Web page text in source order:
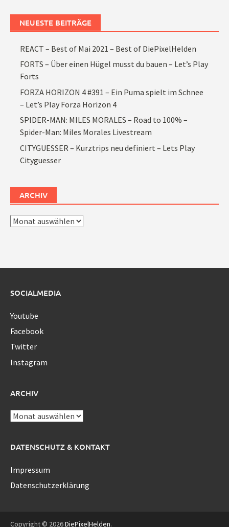
NEUESTE BEITRÄGE
REACT – Best of Mai 2021 – Best of DiePixelHelden
FORTS – Über einen Hügel musst du bauen – Let’s Play
Forts
FORZA HORIZON 4 #391 – Ein Puma spielt im Schnee
– Let’s Play Forza Horizon 4
SPIDER-MAN: MILES MORALES – Road to 100% –
Spider-Man: Miles Morales Livestream
CITYGUESSER – Kurztrips neu definiert – Lets Play
Cityguesser
ARCHIV
Archiv
SOCIALMEDIA
Youtube
Facebook
Twitter
Instagram
ARCHIV
Archiv
DATENSCHUTZ & KONTAKT
Impressum
Datenschutzerklärung
Copyright © 2026DiePixelHelden.